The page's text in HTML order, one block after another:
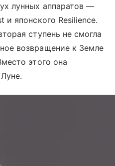
лунных аппаратов —
и японского Resilience.
ступень не смогла
возвращение к Земле
этого она